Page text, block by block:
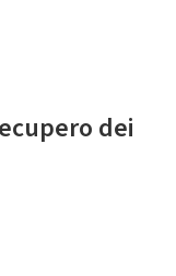
dei